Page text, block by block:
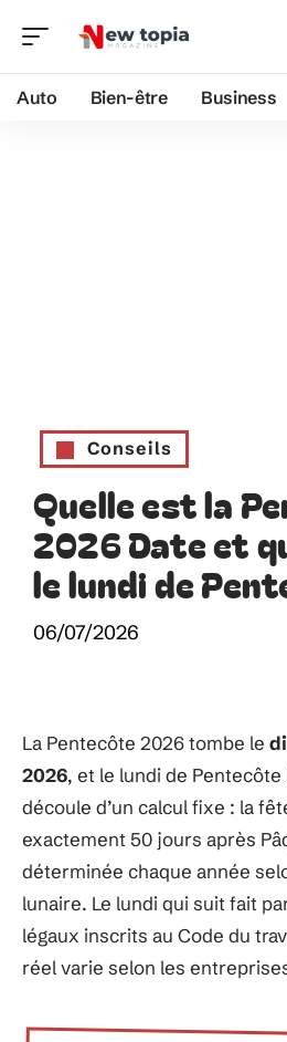
Auto Bien-être Business
Conseils
Quelle est la
2026 Date et
le lundi de
06/07/2026
La Pentecôte 2026 tombe le
2026, et le lundi de
découle d’un calcul fixe : la
exactement 50 jours après
déterminée chaque année
lunaire. Le lundi qui suit fait
légaux inscrits au Code du
réel varie selon les